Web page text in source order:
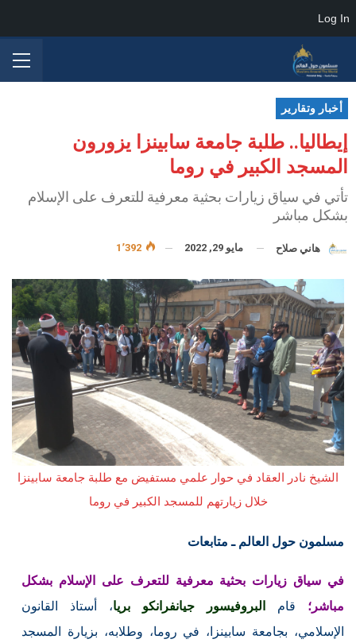
أخبار وتقارير
إيطاليا.. طلبة جامعة سابينزا يزورون
المسجد الكبير في روما
تأتي في سياق زيارات بحثية معرفية للتعرف على الإسلام
بشكل مباشر
هاني صلاح مايو 29, 2022
الشيخ نادر العقاد في حوار علمي مستفيض مع طلبة جامعة سابينزا
خلال زيارتهم للمسجد الكبير في روما
مسلمون حول العالم ـ متابعات
في سياق زيارات بحثية معرفية للتعرف على الإسلام بشكل
مباشر؛ قام البروفيسور جيانفرانكو بريا، أستاذ القانون
الإسلامي، بجامعة سابينزا، في روما، وطلابه، بزيارة المسجد
Log In